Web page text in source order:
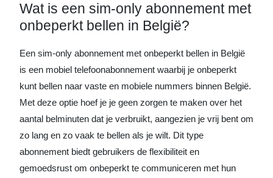
Wat is een sim-only abonnement met
onbeperkt bellen in België?
Een sim-only abonnement met onbeperkt bellen in België
is een mobiel telefoonabonnement waarbij je onbeperkt
kunt bellen naar vaste en mobiele nummers binnen België.
Met deze optie hoef je je geen zorgen te maken over het
aantal belminuten dat je verbruikt, aangezien je vrij bent om
zo lang en zo vaak te bellen als je wilt. Dit type
abonnement biedt gebruikers de flexibiliteit en
gemoedsrust om onbeperkt te communiceren met hun